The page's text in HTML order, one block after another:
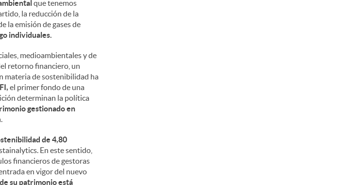
que tenemos
la reducción de la
la emisión de gases de
individuales.
medioambientales y de
retorno financiero, un
materia de sostenibilidad ha
el primer fondo de una
determinan la política
gestionado en
de 4,80
En este sentido,
financieros de gestoras
en vigor del nuevo
su patrimonio está